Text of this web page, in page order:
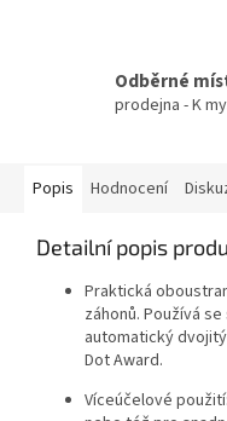
Odběrné
prodejna - K
Popis Hodnocení
Detailní popis
Praktická
záhonů. Používá
automatický
Dot Award.
Víceúčelové